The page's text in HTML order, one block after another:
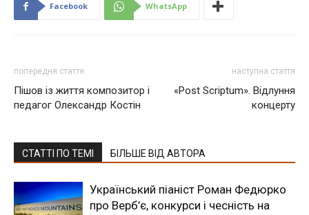
Facebook WhatsApp
попередня стаття
Пішов із життя композитор і
педагог Олександр Костін
наступна стаття
«Post Scriptum». Відлуння
концерту
СТАТТІ ПО ТЕМІ БІЛЬШЕ ВІД АВТОРА
Український піаніст Роман Федюрко
про Верб’є, конкурси і чесність на